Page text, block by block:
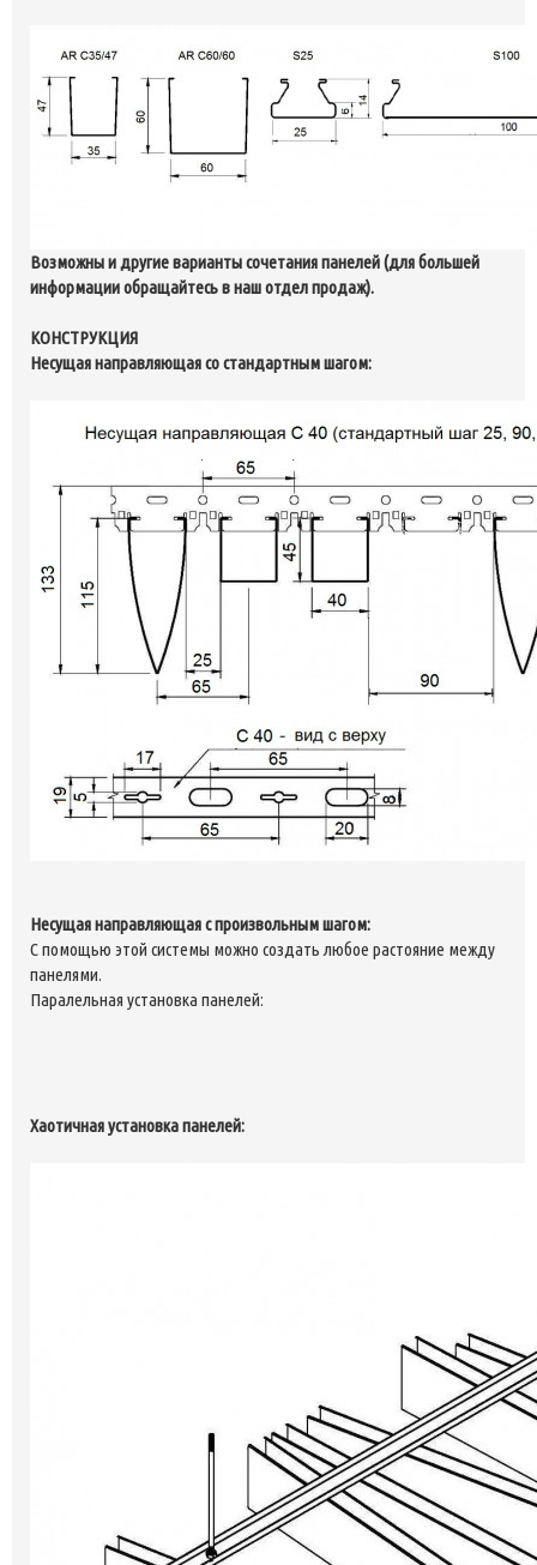
Возможны и другие варианты сочетания панелей (для большей
информации обращайтесь в наш отдел продаж).
КОНСТРУКЦИЯ
Несущая направляющая со стандартным шагом:
Несущая направляющая с произвольным шагом:
С помощью этой системы можно создать любое растояние между
панелями.
Паралельная установка панелей:
Хаотичная установка панелей: